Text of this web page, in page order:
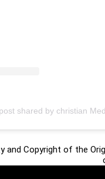
shared by christian
and Copyright of the